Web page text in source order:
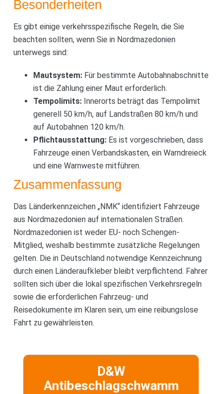
Besonderheiten
Es gibt einige verkehrsspezifische Regeln, die Sie
beachten sollten, wenn Sie in Nordmazedonien
unterwegs sind:
Mautsystem:Für bestimmte Autobahnabschnitte
ist die Zahlung einer Maut erforderlich.
Tempolimits:Innerorts beträgt das Tempolimit
generell 50 km/h, auf Landstraßen 80 km/h und
auf Autobahnen 120 km/h.
Pflichtausstattung:Es ist vorgeschrieben, dass
Fahrzeuge einen Verbandskasten, ein Warndreieck
und eine Warnweste mitführen.
Zusammenfassung
Das Länderkennzeichen „NMK“ identifiziert Fahrzeuge
aus Nordmazedonien auf internationalen Straßen.
Nordmazedonien ist weder EU- noch Schengen-
Mitglied, weshalb bestimmte zusätzliche Regelungen
gelten. Die in Deutschland notwendige Kennzeichnung
durch einen Länderaufkleber bleibt verpflichtend. Fahrer
sollten sich über die lokal spezifischen Verkehrsregeln
sowie die erforderlichen Fahrzeug- und
Reisedokumente im Klaren sein, um eine reibungslose
Fahrt zu gewährleisten.
D&W
Antibeschlagschwamm